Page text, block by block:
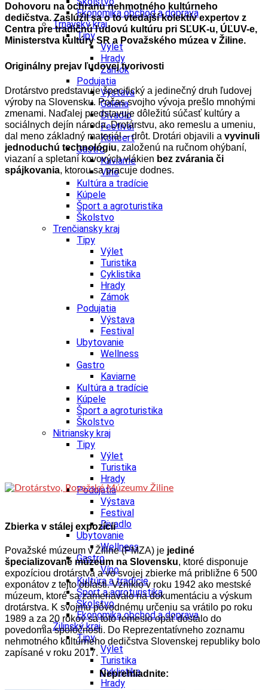
Ekonomika obchod a doprava
Trnavský kraj
Tipy
Výlet
Hrady
Zámok
Podujatia
Výstava
Galéria
Divadlo
Festival
Koncert
Gastro
Kaviarne
Víno
Kultúra a tradície
Kúpele
Šport a agroturistika
Školstvo
Trenčiansky kraj
Tipy
Výlet
Turistika
Cyklistika
Hrady
Zámok
Podujatia
Výstava
Festival
Ubytovanie
Wellness
Gastro
Kaviarne
Kultúra a tradície
Kúpele
Šport a agroturistika
Školstvo
Nitriansky kraj
Tipy
Výlet
Turistika
Hrady
Podujatia
Výstava
Festival
Divadlo
Ubytovanie
Wellness
Gastro
Víno
Kultúra a tradície
Šport a agroturistika
Školstvo
Ekonomika obchod a doprava
Žilinský kraj
Tipy
Výlet
Turistika
Cyklistika
Hrady
Dohovoru na ochranu nehmotného kultúrneho
dedičstva. Zaslúžil sa o to vtedajší kolektív expertov z
Centra pre tradičnú ľudovú kultúru pri SĽUK-u, ÚĽUV-e,
Ministerstva kultúry SR a Považského múzea v Žiline.
Originálny prejav ľudovej tvorivosti
Drotárstvo predstavuje špecifický a jedinečný druh ľudovej
výroby na Slovensku. Počas svojho vývoja prešlo mnohými
zmenami. Naďalej predstavuje dôležitú súčasť kultúry a
sociálnych dejín národa. Drotárstvu, ako remeslu a umeniu,
dal meno základný materiál – drôt. Drotári objavili a vyvinuli
jednoduchú technológiu, založenú na ručnom ohýbaní,
viazaní a spletaní kovových vlákien bez zvárania či
spájkovania, ktorou sa pracuje dodnes.
Zbierka v stálej expozícii
Považské múzeum v Žiline (PMZA) je jediné
špecializované múzeum na Slovensku, ktoré disponuje
expozíciou drotárstva a vo svojej zbierke má približne 6 500
exponátov z tejto oblasti. Vzniklo v roku 1942 ako mestské
múzeum, ktoré sa zameriavalo na dokumentáciu a výskum
drotárstva. K svojmu pôvodnému určeniu sa vrátilo po roku
1989 a za 20 rokov sa toto remeslo opäť dostalo do
povedomia spoločnosti. Do Reprezentatívneho zoznamu
nehmotného kultúrneho dedičstva Slovenskej republiky bolo
zapísané v roku 2017.
Neprehliadnite: